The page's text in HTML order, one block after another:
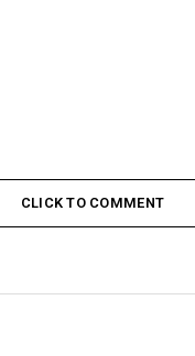
CLICK TO COMMENT